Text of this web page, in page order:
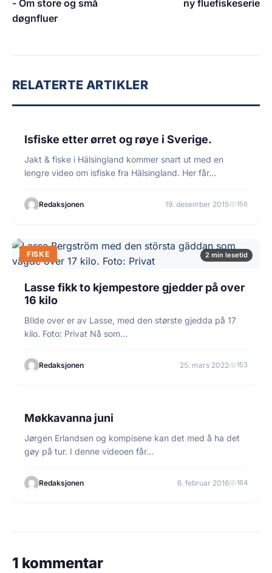
- Om store og små
døgnfluer
ny fluefiskeserie
RELATERTE ARTIKLER
FISKE
1 min lesetid
Isfiske etter ørret og røye i Sverige.
Jakt & fiske i Hälsingland kommer snart ut med en
lengre video om isfiske fra Hälsingland. Her får…
Redaksjonen 19. desember 2015 156
FISKE 2 min lesetid
Lasse fikk to kjempestore gjedder på over
16 kilo
BIlde over er av Lasse, med den største gjedda på 17
kilo. Foto: Privat Nå som…
Redaksjonen 25. mars 2022 153
FISKE
Møkkavanna juni
Jørgen Erlandsen og kompisene kan det med å ha det
gøy på tur. I denne videoen får…
Redaksjonen 6. februar 2016 164
1 kommentar